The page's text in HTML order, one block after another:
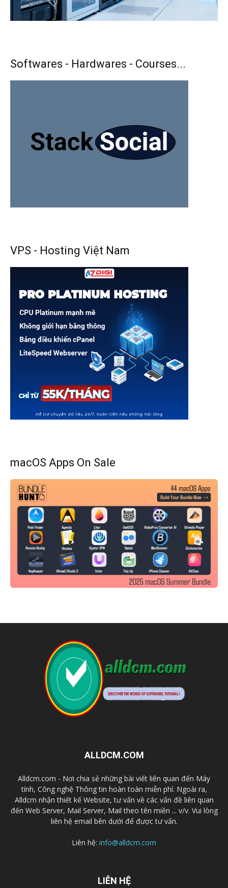
Softwares - Hardwares - Courses...
VPS - Hosting Việt Nam
macOS Apps On Sale
ALLDCM.COM
Alldcm.com - Nơi chia sẻ những bài viết liên quan đến Máy
tính, Công nghệ Thông tin hoàn toàn miễn phí. Ngoài ra,
Alldcm nhận thiết kế Website, tư vấn về các vấn đề liên quan
đến Web Server, Mail Server, Mail theo tên miền ... v/v. Vui lòng
liên hệ email bên dưới để được tư vấn.
Liên hệ: info@alldcm.com
LIÊN HỆ